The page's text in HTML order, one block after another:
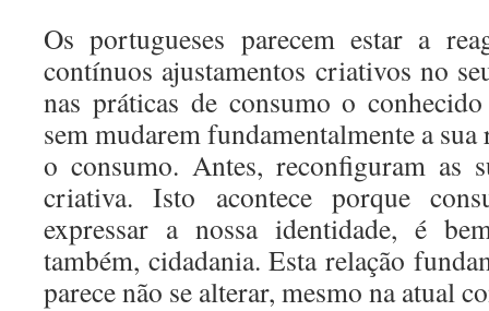
Os portugueses parecem estar a
contínuos ajustamentos criativos no
nas práticas de consumo o conhecido
sem mudarem fundamentalmente a
o consumo. Antes, reconfiguram as
criativa. Isto acontece porque
expressar a nossa identidade, é
também, cidadania. Esta relação
parece não se alterar, mesmo na atual